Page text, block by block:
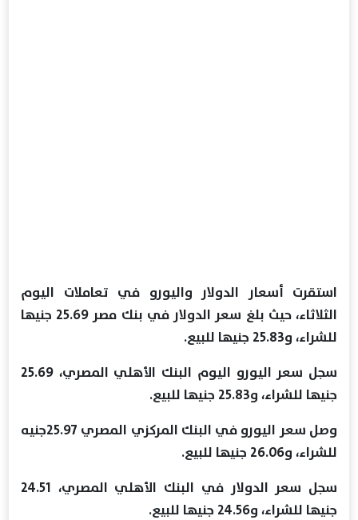
استقرت أسعار الدولار واليورو في تعاملات اليوم
الثلاثاء، حيث بلغ سعر الدولار في بنك مصر 25.69 جنيها
للشراء، و25.83 جنيها للبيع.
سجل سعر اليورو اليوم البنك الأهلي المصري، 25.69
جنيها للشراء، و25.83 جنيها للبيع.
وصل سعر اليورو في البنك المركزي المصري 25.97جنيه
للشراء، و26.06 جنيها للبيع.
سجل سعر الدولار في البنك الأهلي المصري، 24.51
جنيها للشراء، و24.56 جنيها للبيع.